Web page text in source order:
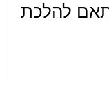
להלכת